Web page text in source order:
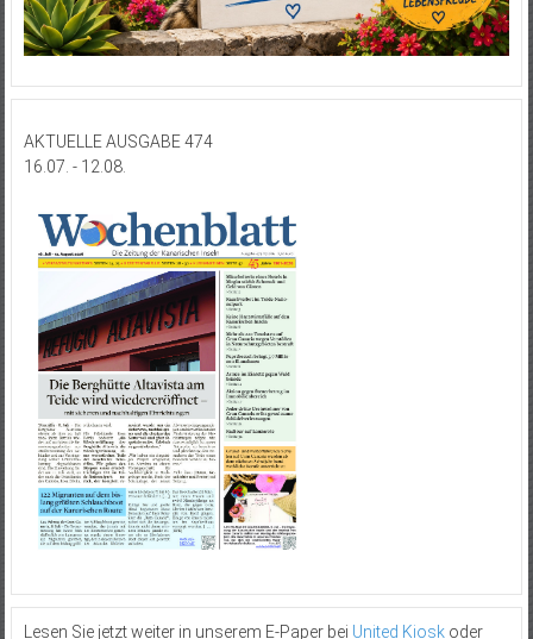
AKTUELLE AUSGABE 474
16.07. - 12.08.
Lesen Sie jetzt weiter in unserem E-Paper bei United Kioskoder